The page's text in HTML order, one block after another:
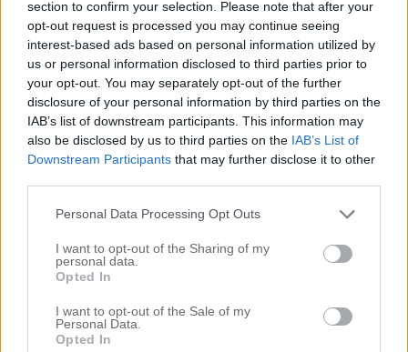
section to confirm your selection. Please note that after your
opt-out request is processed you may continue seeing
interest-based ads based on personal information utilized by
us or personal information disclosed to third parties prior to
your opt-out. You may separately opt-out of the further
disclosure of your personal information by third parties on the
IAB’s list of downstream participants. This information may
also be disclosed by us to third parties on the IAB’s List of
Downstream Participants that may further disclose it to other
Personal Data Processing Opt Outs
I want to opt-out of the Sharing of my
personal data.
Opted In
I want to opt-out of the Sale of my
Personal Data.
Opted In
stativ och andra uppgraderade nyheter för mitt
framtida filmande. Oftast köper man nytt på en gång
vilket gör att allt går sönder på samma gång, suck.
Jag fokuserade inte så mycket på vad jag använde
så bara fråga på, men annars har jag använt
liknande som iDETTA INLÄGG (klick). Där har jag